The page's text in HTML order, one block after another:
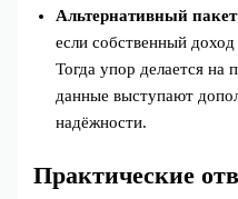
Альтернативный
если собственный
Тогда упор делается
данные выступают
надёжности.
Практические